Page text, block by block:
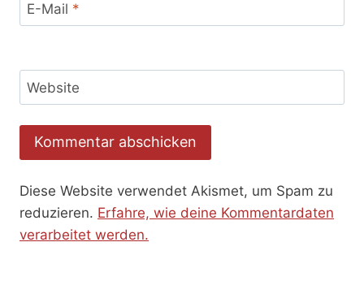
E-Mail *
Website
Diese Website verwendet Akismet, um Spam zu
reduzieren. Erfahre, wie deine Kommentardaten
verarbeitet werden.